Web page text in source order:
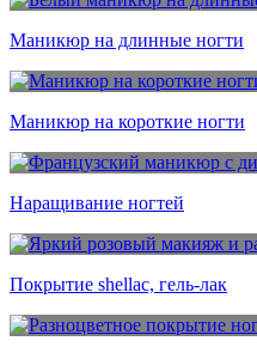
Маникюр на длинные ногти
Маникюр на короткие ногти
Наращивание ногтей
Покрытие shellac, гель-лак